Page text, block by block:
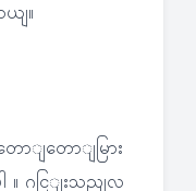
ျ။
ာျတောျမြား
။ ဂငြျးသညျလ